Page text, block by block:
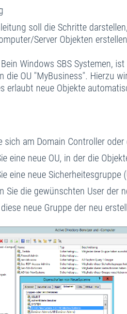
soll die Schritte
Server Objekten
Windows SBS Systemen,
die OU "MyBusiness". Hierzu
erlaubt neue Objekte
sich am Domain Controller
eine neue OU, in der die
eine neue
Sie die gewünschten User der
neue Gruppe der neu